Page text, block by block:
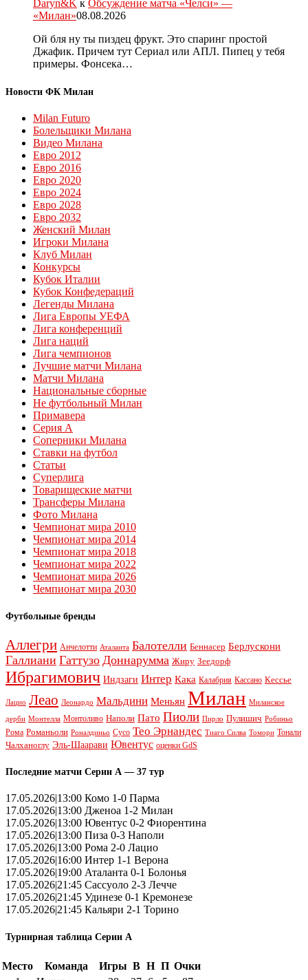
Daryn&K к Обсуждение матча «Челси» —
«Милан»08.08.2026
Ой бля ну ты пиздец фрукт. Это спаринг простой
Джафик. Причем тут Сериал или АПЛ. Пипец у тебя
примеры. Фонсека…
Новости ФК Милан
Milan Futuro
Болельщики Милана
Видео Милана
Евро 2012
Евро 2016
Евро 2020
Евро 2024
Евро 2028
Евро 2032
Женский Милан
Игроки Милана
Клуб Милан
Конкурсы
Кубок Италии
Кубок Конфедераций
Легенды Милана
Лига Европы УЕФА
Лига конференций
Лига наций
Лига чемпионов
Лучшие матчи Милана
Матчи Милана
Национальные сборные
Не футбольный Милан
Примавера
Серия А
Соперники Милана
Ставки на футбол
Статьи
Суперлига
Товарищеские матчи
Трансферы Милана
Фото Милана
Чемпионат мира 2010
Чемпионат мира 2014
Чемпионат мира 2018
Чемпионат мира 2022
Чемпионат мира 2026
Чемпионат мира 2030
Футбольные бренды
Аллегри Анчелотти Аталанта Балотелли Беннасер Берлускони
Галлиани Гаттузо Доннарумма Жиру Зеедорф
Ибрагимович Индзаги Интер Кака Калабрия Кассано Кессье
Лацио Леао Леонардо Мальдини Меньян Милан Миланское
дерби Монтелла Монтоливо Наполи Пато Пиоли Пирло Пулишич Робиньо
Рома Романьоли Роналдиньо Сусо Тео Эрнандес Тиаго Силва Томори Тонали
Чалханоглу Эль-Шаарави Ювентус оценки GdS
Последние матчи Серии А — 37 тур
17.05.2026|13:00 Комо 1-0 Парма
17.05.2026|13:00 Дженоа 1-2 Милан
17.05.2026|13:00 Ювентус 0-2 Фиорентина
17.05.2026|13:00 Пиза 0-3 Наполи
17.05.2026|13:00 Рома 2-0 Лацио
17.05.2026|16:00 Интер 1-1 Верона
17.05.2026|19:00 Аталанта 0-1 Болонья
17.05.2026|21:45 Сассуоло 2-3 Лечче
17.05.2026|21:45 Удинезе 0-1 Кремонезе
17.05.2026|21:45 Кальяри 2-1 Торино
Турнирная таблица Серии А
Место Команда Игры В Н П Очки